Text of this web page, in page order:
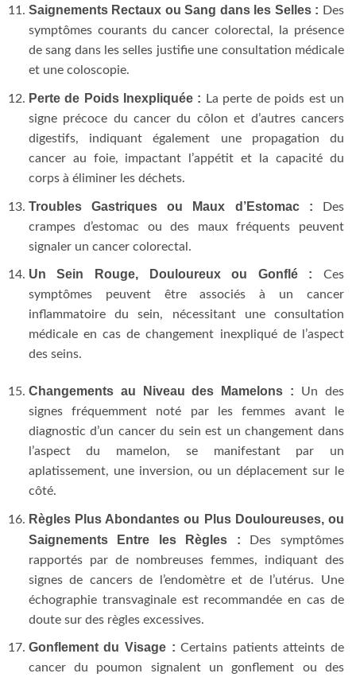
Saignements Rectaux ou Sang dans les Selles : Des
symptômes courants du cancer colorectal, la présence
de sang dans les selles justifie une consultation médicale
et une coloscopie.
Perte de Poids Inexpliquée : La perte de poids est un
signe précoce du cancer du côlon et d’autres cancers
digestifs, indiquant également une propagation du
cancer au foie, impactant l’appétit et la capacité du
corps à éliminer les déchets.
Troubles Gastriques ou Maux d’Estomac : Des
crampes d’estomac ou des maux fréquents peuvent
signaler un cancer colorectal.
Un Sein Rouge, Douloureux ou Gonflé : Ces
symptômes peuvent être associés à un cancer
inflammatoire du sein, nécessitant une consultation
médicale en cas de changement inexpliqué de l’aspect
des seins.
Changements au Niveau des Mamelons : Un des
signes fréquemment noté par les femmes avant le
diagnostic d’un cancer du sein est un changement dans
l’aspect du mamelon, se manifestant par un
aplatissement, une inversion, ou un déplacement sur le
côté.
Règles Plus Abondantes ou Plus Douloureuses, ou
Saignements Entre les Règles : Des symptômes
rapportés par de nombreuses femmes, indiquant des
signes de cancers de l’endomètre et de l’utérus. Une
échographie transvaginale est recommandée en cas de
doute sur des règles excessives.
Gonflement du Visage : Certains patients atteints de
cancer du poumon signalent un gonflement ou des